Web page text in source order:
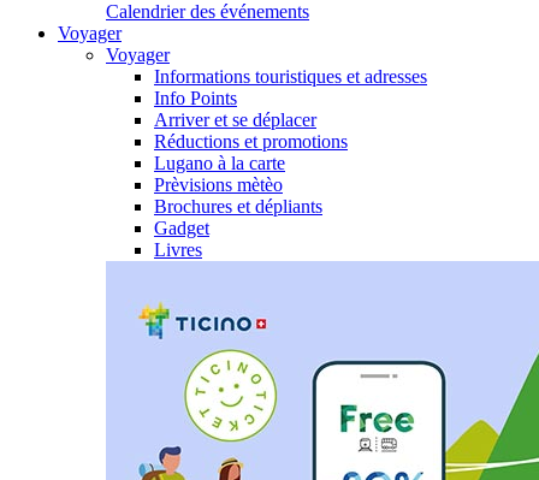
Calendrier des événements
Voyager
Voyager
Informations touristiques et adresses
Info Points
Arriver et se déplacer
Réductions et promotions
Lugano à la carte
Prèvisions mètèo
Brochures et dépliants
Gadget
Livres